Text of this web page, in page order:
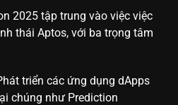
2025 tập trung vào việc việc
thái Aptos, với ba trọng tâm
triển các ứng dụng dApps
chúng như Prediction